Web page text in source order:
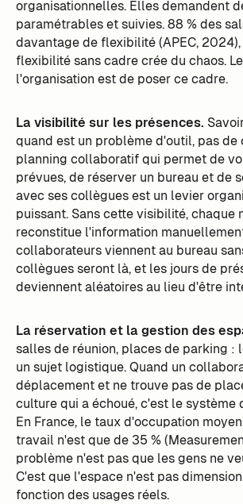
organisationnelles. Elles demandent
paramétrables et suivies. 88 % des
davantage de flexibilité (APEC,
flexibilité sans cadre crée du chaos.
l'organisation est de poser ce cadre.
La visibilité sur les présences.
quand est un problème d'outil, pas de
planning collaboratif qui permet de
prévues, de réserver un bureau et de
avec ses collègues est un levier
puissant. Sans cette visibilité, chaque
reconstitue l'information
collaborateurs viennent au bureau
collègues seront là, et les jours de
deviennent aléatoires au lieu d'être
La réservation et la gestion des
salles de réunion, places de parking :
un sujet logistique. Quand un
déplacement et ne trouve pas de
culture qui a échoué, c'est le système
En France, le taux d'occupation
travail n'est que de 35 %
problème n'est pas que les gens ne
C'est que l'espace n'est pas
fonction des usages réels.